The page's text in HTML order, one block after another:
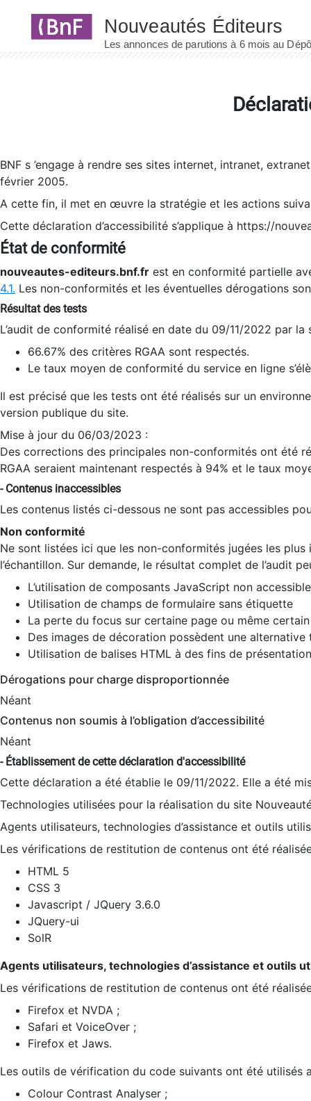
BNF s ’engage à rendre ses sites internet, intranet,
février 2005.
A cette fin, il met en œuvre la stratégie et les actions
Cette déclaration d’accessibilité s’applique à https://
État de conformité
nouveautes-editeurs.bnf.fr est en conformité partielle
4.1. Les non-conformités et les éventuelles dérogations
Résultat des tests
L’audit de conformité réalisé en date du 09/11/2022 par
66.67% des critères RGAA sont respectés.
Le taux moyen de conformité du service en ligne
Il est précisé que les tests ont été réalisés sur un
version publique du site.
Mise à jour du 06/03/2023 :
Des corrections des principales non-conformités ont été
RGAA seraient maintenant respectés à 94% et le taux
- Contenus inaccessibles
Les contenus listés ci-dessous ne sont pas accessibles
Non conformité
Ne sont listées ici que les non-conformités jugées les
l’échantillon. Sur demande, le résultat complet de l’audit
L’utilisation de composants JavaScript non
Utilisation de champs de formulaire sans étiquette
La perte du focus sur certaine page ou même
Des images de décoration possèdent une alternative
Utilisation de balises HTML à des fins de
Dérogations pour charge disproportionnée
Néant
Contenus non soumis à l’obligation d’accessibilité
Néant
- Établissement de cette déclaration d'accessibilité
Cette déclaration a été établie le 09/11/2022. Elle a été
Technologies utilisées pour la réalisation du site
Agents utilisateurs, technologies d’assistance et outils
Les vérifications de restitution de contenus ont été
HTML 5
CSS 3
Javascript / JQuery 3.6.0
JQuery-ui
SolR
Agents utilisateurs, technologies d’assistance et outils
Les vérifications de restitution de contenus ont été
Firefox et NVDA ;
Safari et VoiceOver ;
Firefox et Jaws.
Les outils de vérification du code suivants ont été utilisés
Colour Contrast Analyser ;